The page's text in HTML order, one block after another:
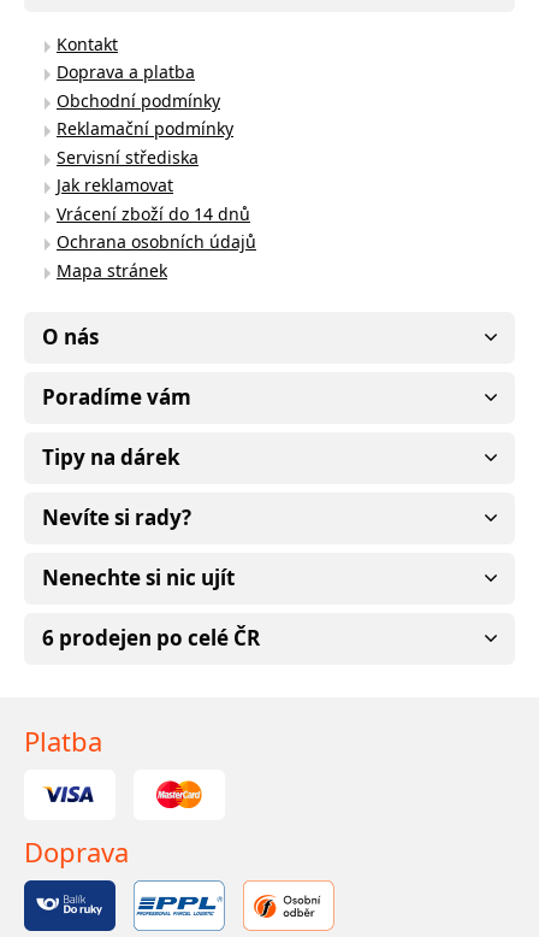
Kontakt
Doprava a platba
Obchodní podmínky
Reklamační podmínky
Servisní střediska
Jak reklamovat
Vrácení zboží do 14 dnů
Ochrana osobních údajů
Mapa stránek
O nás
Poradíme vám
Tipy na dárek
Nevíte si rady?
Nenechte si nic ujít
6 prodejen po celé ČR
Platba
Doprava